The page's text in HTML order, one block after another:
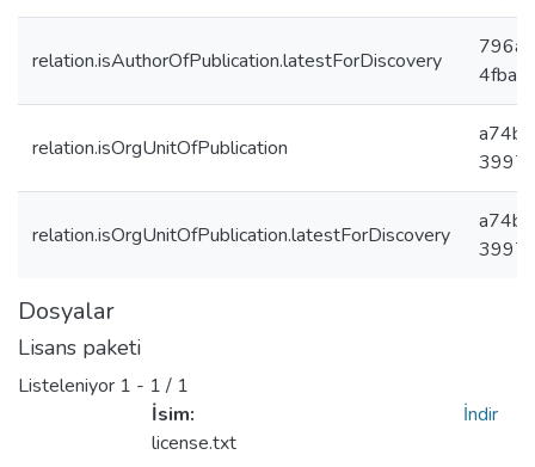
relation.isAuthorOfPublication.latestForDiscovery
relation.isOrgUnitOfPublication
relation.isOrgUnitOfPublication.latestForDiscovery
Dosyalar
Lisans paketi
Listeleniyor 1 - 1 / 1
İsim:
license.txt
İndir